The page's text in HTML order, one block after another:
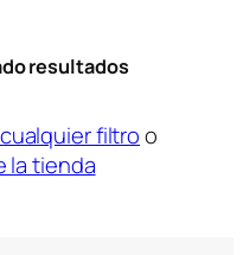
resultados
filtroo
la tienda